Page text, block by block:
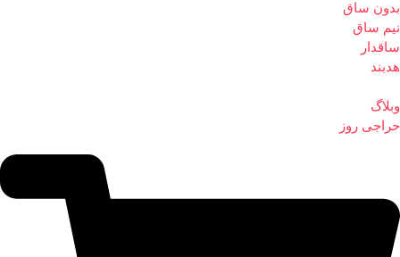
بدون ساق
نیم ساق
ساقدار
هدبند
وبلاگ
حراجی روز